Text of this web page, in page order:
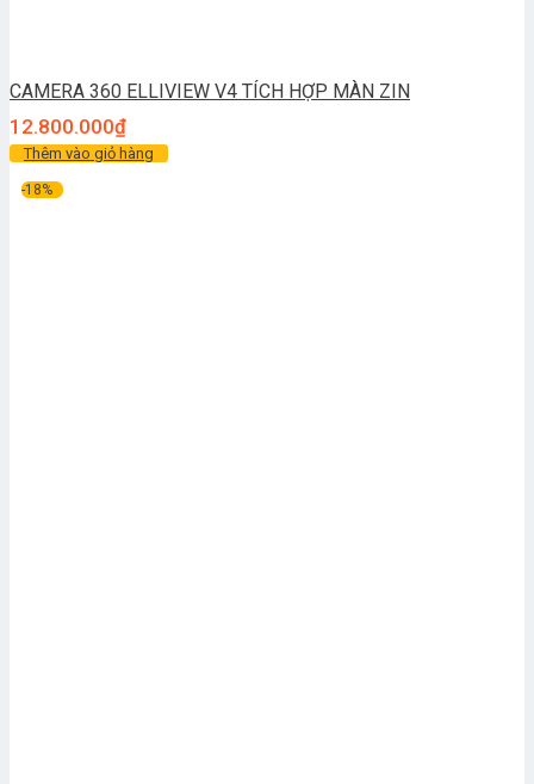
CAMERA 360 ELLIVIEW V4 TÍCH HỢP MÀN ZIN
12.800.000₫
Thêm vào giỏ hàng
-18%